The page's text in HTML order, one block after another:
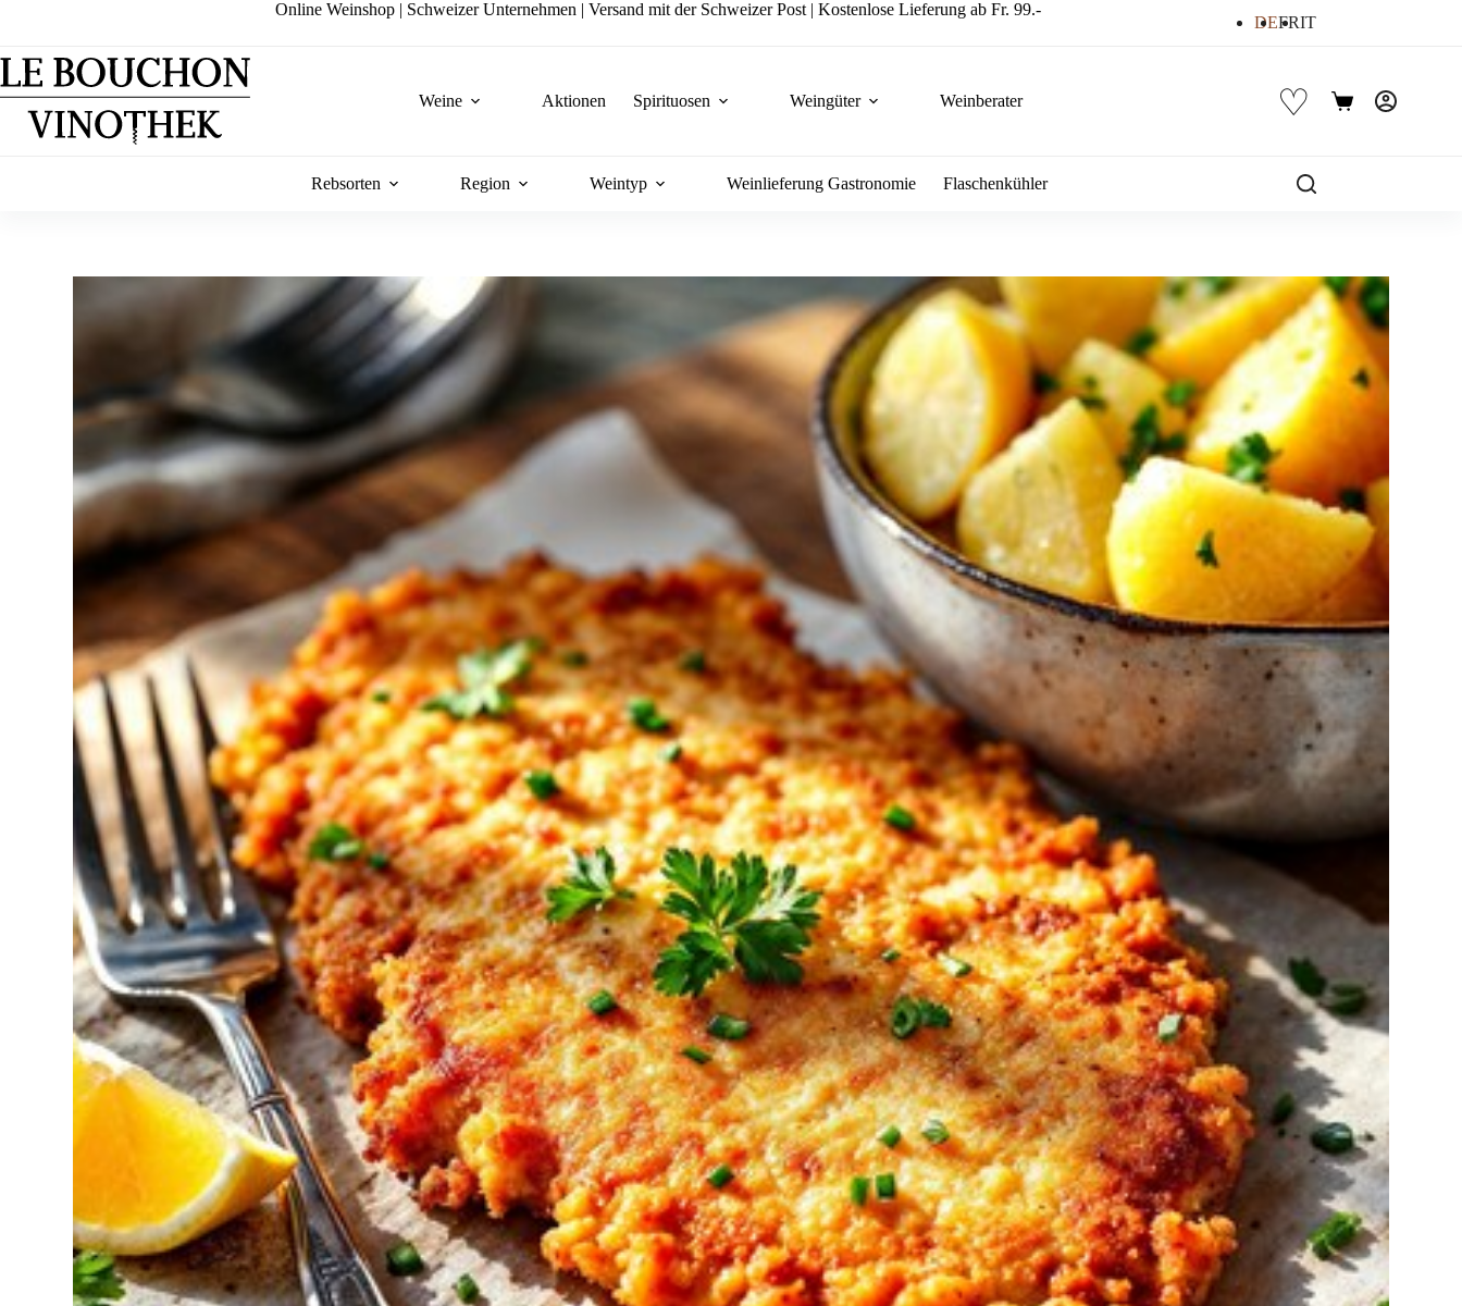
Online Weinshop | Schweizer Unternehmen | Versand mit der Schweizer Post | Kostenlose Lieferung ab Fr. 99.-
DEFRIT
Weine Aktionen Spirituosen Weingüter Weinberater ♡ Warenkorb
Rebsorten Region Weintyp Weinlieferung Gastronomie Flaschenkühler